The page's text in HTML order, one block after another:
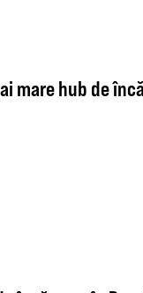
mare hub de